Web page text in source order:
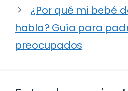
¿Por qué mi bebé
habla? Guía para
preocupados